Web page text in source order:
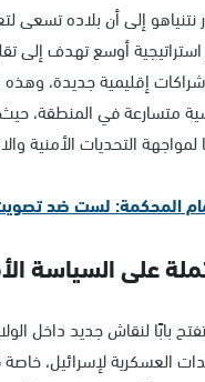
إلى أن بلاده تسعى
أوسع تهدف إلى
شراكات إقليمية جديدة،
متسارعة في المنطقة، حيث
لمواجهة التحديات الأمنية
المحكمة: لست ضد
على السياسة
بابًا لنقاش جديد داخل
العسكرية لإسرائيل،